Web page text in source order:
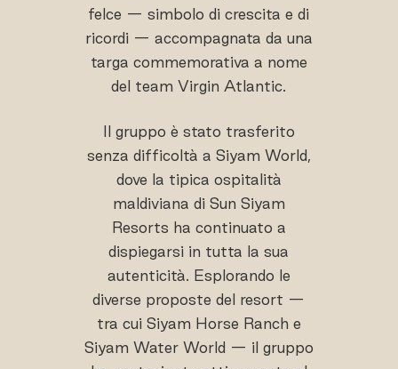
felce — simbolo di crescita e di
ricordi — accompagnata da una
targa commemorativa a nome
del team Virgin Atlantic.
Il gruppo è stato trasferito
senza difficoltà a Siyam World,
dove la tipica ospitalità
maldiviana di Sun Siyam
Resorts ha continuato a
dispiegarsi in tutta la sua
autenticità. Esplorando le
diverse proposte del resort —
tra cui Siyam Horse Ranch e
Siyam Water World — il gruppo